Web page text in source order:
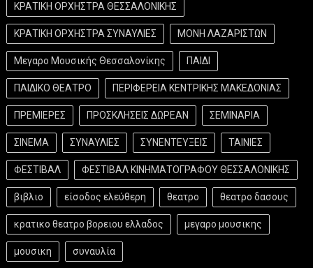
ΚΡΑΤΙΚΗ ΟΡΧΗΣΤΡΑ ΘΕΣΣΑΛΟΝΙΚΗΣ
ΚΡΑΤΙΚΗ ΟΡΧΗΣΤΡΑ ΣΥΝΑΥΛΙΕΣ ΜΟΝΗ ΛΑΖΑΡΙΣΤΩΝ
Μεγαρο Μουσικής Θεσσαλονίκης ΠΑΙΔΙ
ΠΑΙΔΙΚΟ ΘΕΑΤΡΟ ΠΕΡΙΦΕΡΕΙΑ ΚΕΝΤΡΙΚΗΣ ΜΑΚΕΔΟΝΙΑΣ
ΠΡΕΜΙΕΡΕΣ ΠΡΟΣΚΛΗΣΕΙΣ ΔΩΡΕΑΝ ΣΕΜΙΝΑΡΙΑ
ΣΙΝΕΜΑ ΣΥΝΑΥΛΙΕΣ ΣΥΝΕΝΤΕΥΞΕΙΣ ΤΑΙΝΙΕΣ
ΦΕΣΤΙΒΑΛ ΦΕΣΤΙΒΑΛ ΚΙΝΗΜΑΤΟΓΡΑΦΟΥ ΘΕΣΣΑΛΟΝΙΚΗΣ
βιβλιο είσοδος ελεύθερη θεατρο θεατρο δασους
κρατικο θεατρο βορειου ελλαδος μεγαρο μουσικης
μουσικη συναυλία